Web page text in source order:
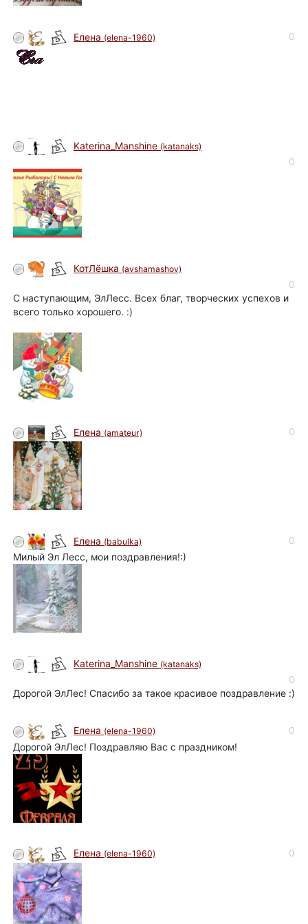
Елена (elena-1960) 0
Katerina_Manshine (katanaks)
0
КотЛёшка (avshamashov)
0
С наступающим, ЭлЛесс. Всех благ, творческих успехов и
всего только хорошего. :)
Елена (amateur) 0
Елена (babulka)
0
Милый Эл Лесс, мои поздравления!:)
Katerina_Manshine (katanaks)
0
Дорогой ЭлЛес! Спасибо за такое красивое поздравление :)
Елена (elena-1960)
0
Дорогой ЭлЛес! Поздравляю Вас с праздником!
Елена (elena-1960) 0